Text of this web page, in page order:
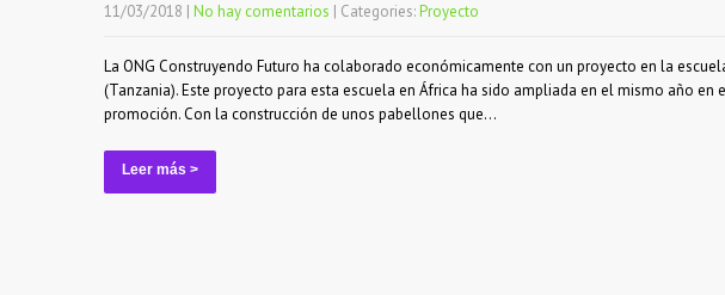
11/03/2018 | No hay comentarios | Categories:Proyecto
La ONG Construyendo Futuro ha colaborado económicamente con un proyecto en la
(Tanzania). Este proyecto para esta escuela en África ha sido ampliada en el mismo año en
promoción. Con la construcción de unos pabellones que...
Leer más >